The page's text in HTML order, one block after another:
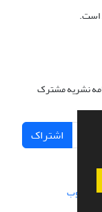
است.
نشریه مشترک
اشتراک
سیناوب